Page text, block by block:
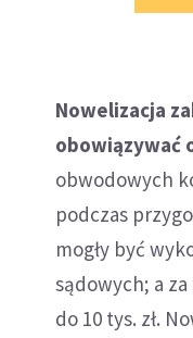
Nowelizacja
obowiązywać
obwodowych
podczas
mogły być
sądowych; a
do 10 tys. zł.